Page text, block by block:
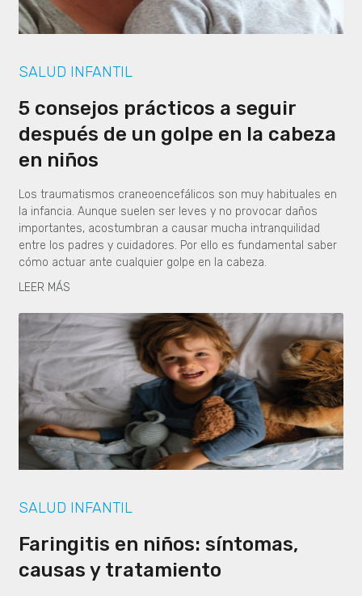
SALUD INFANTIL
5 consejos prácticos a seguir
después de un golpe en la cabeza
en niños
Los traumatismos craneoencefálicos son muy habituales en
la infancia. Aunque suelen ser leves y no provocar daños
importantes, acostumbran a causar mucha intranquilidad
entre los padres y cuidadores. Por ello es fundamental saber
cómo actuar ante cualquier golpe en la cabeza.
LEER MÁS
SALUD INFANTIL
Faringitis en niños: síntomas,
causas y tratamiento